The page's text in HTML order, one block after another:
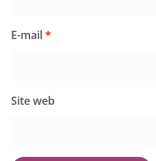
E-mail*
Site web